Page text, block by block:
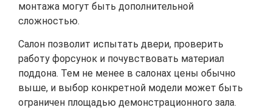
монтажа могут быть дополнительной
сложностью.
Салон позволит испытать двери, проверить
работу форсунок и почувствовать материал
поддона. Тем не менее в салонах цены обычно
выше, и выбор конкретной модели может быть
ограничен площадью демонстрационного зала.